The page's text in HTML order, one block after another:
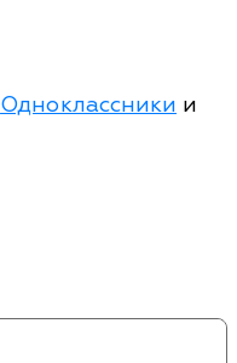
Одноклассники и